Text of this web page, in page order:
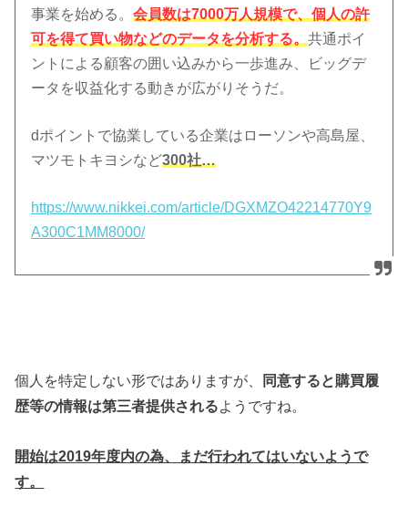
事業を始める。会員数は7000万人規模で、個人の許
可を得て買い物などのデータを分析する。共通ポイ
ントによる顧客の囲い込みから一歩進み、ビッグデ
ータを収益化する動きが広がりそうだ。
dポイントで協業している企業はローソンや高島屋、
マツモトキヨシなど300社…
https://www.nikkei.com/article/DGXMZO42214770Y9
A300C1MM8000/
個人を特定しない形ではありますが、
同意すると購買履
歴等の情報は第三者提供されるようですね。
開始は2019年度内の為、まだ行われてはいないようで
す。